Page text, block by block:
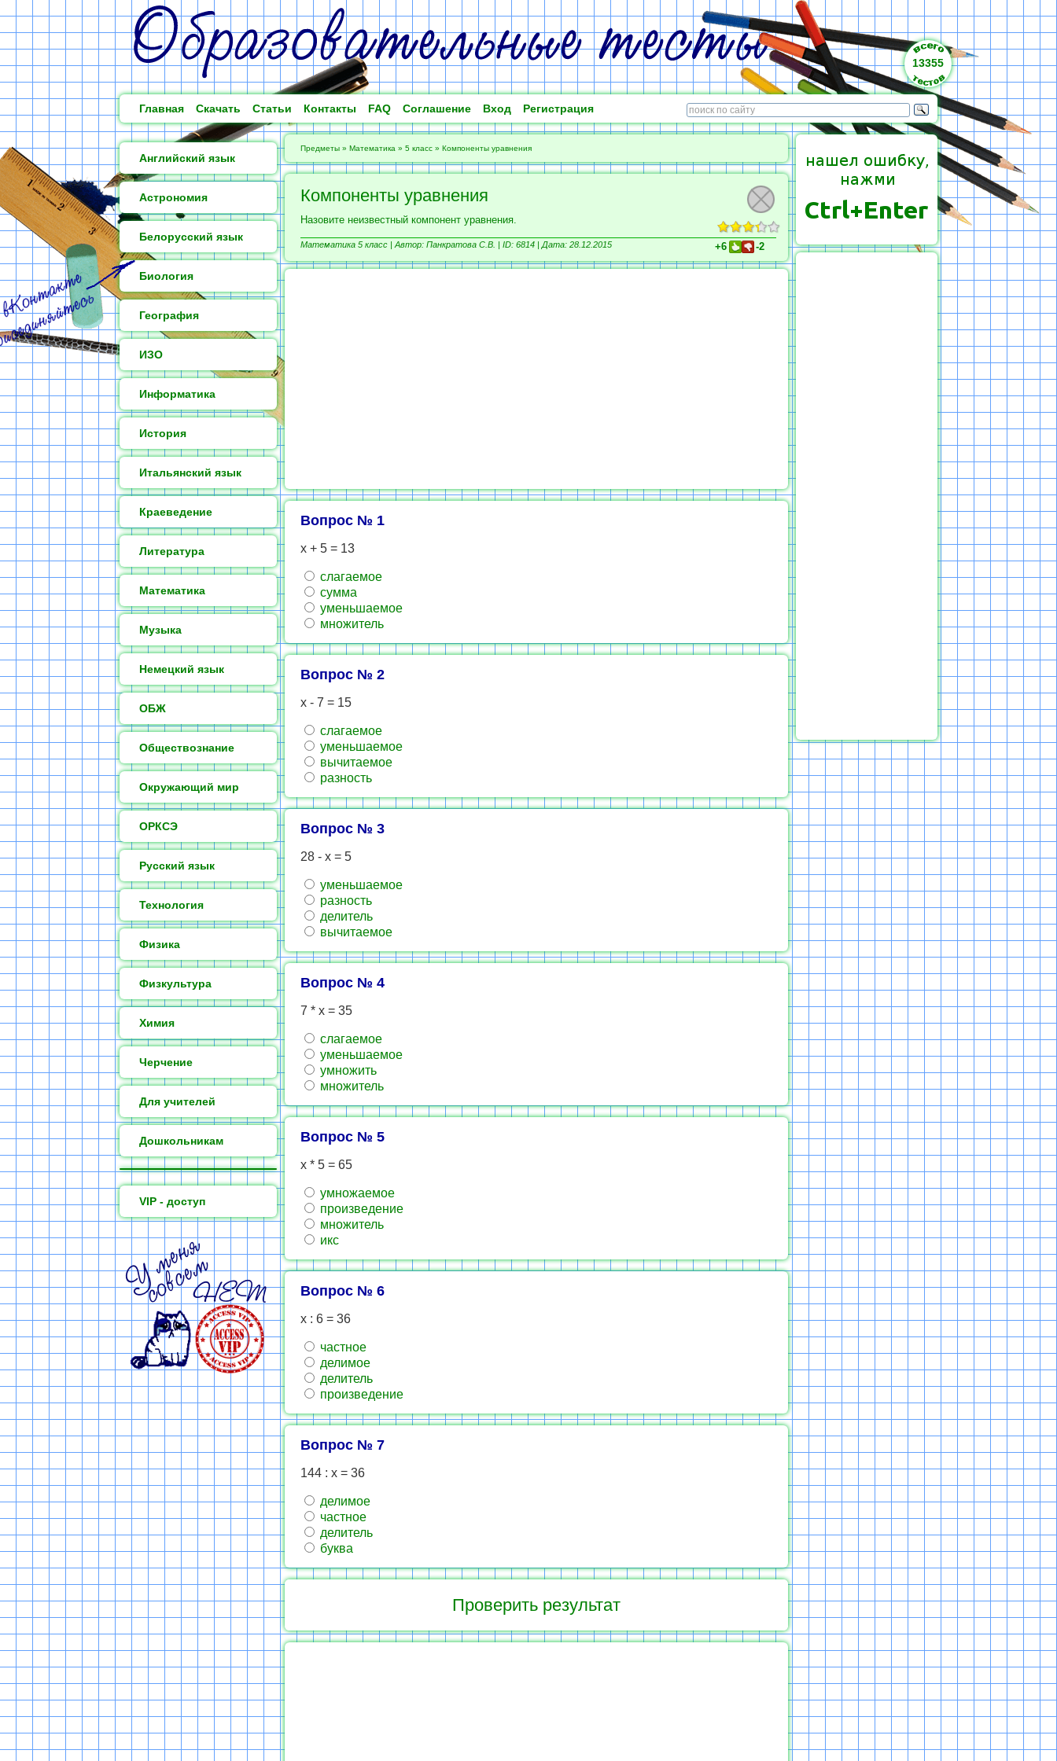
13355
Главная Скачать Статьи Контакты FAQ Соглашение Вход Регистрация
Английский язык
Астрономия
Белорусский язык
Биология
География
ИЗО
Информатика
История
Итальянский язык
Краеведение
Литература
Математика
Музыка
Немецкий язык
ОБЖ
Обществознание
Окружающий мир
ОРКСЭ
Русский язык
Технология
Физика
Физкультура
Химия
Черчение
Для учителей
Дошкольникам
VIP - доступ
Предметы » Математика » 5 класс » Компоненты уравнения
Компоненты уравнения
Назовите неизвестный компонент уравнения.
Математика 5 класс | Автор: Панкратова С.В. | ID: 6814 | Дата: 28.12.2015 +6 -2
Вопрос № 1
х + 5 = 13
слагаемое
сумма
уменьшаемое
множитель
Вопрос № 2
х - 7 = 15
слагаемое
уменьшаемое
вычитаемое
разность
Вопрос № 3
28 - х = 5
уменьшаемое
разность
делитель
вычитаемое
Вопрос № 4
7 * х = 35
слагаемое
уменьшаемое
умножить
множитель
Вопрос № 5
х * 5 = 65
умножаемое
произведение
множитель
икс
Вопрос № 6
х : 6 = 36
частное
делимое
делитель
произведение
Вопрос № 7
144 : х = 36
делимое
частное
делитель
буква